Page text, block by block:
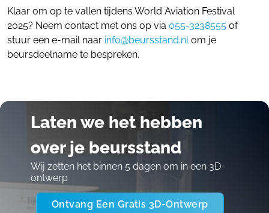
Klaar om op te vallen tijdens World Aviation Festival
2025? Neem contact met ons op via 055-3238555 of
stuur een e-mail naar info@beursstand.nlom je
beursdeelname te bespreken.
Laten we het hebben
over je beursstand
Wij zetten het binnen 5 dagen om in een 3D-
ontwerp
Ontvang Een Gratis 3D-Ontwerp